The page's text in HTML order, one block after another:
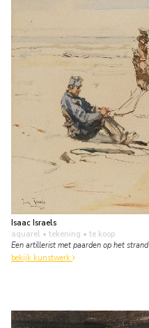
Isaac Israels
aquarel • tekening • te koop
Een artillerist met paarden op het strand
bekijk kunstwerk